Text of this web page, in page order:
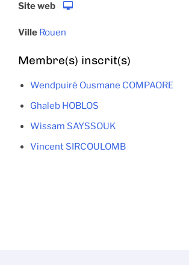
Site web
Ville Rouen
Membre(s) inscrit(s)
Wendpuiré Ousmane COMPAORE
Ghaleb HOBLOS
Wissam SAYSSOUK
Vincent SIRCOULOMB